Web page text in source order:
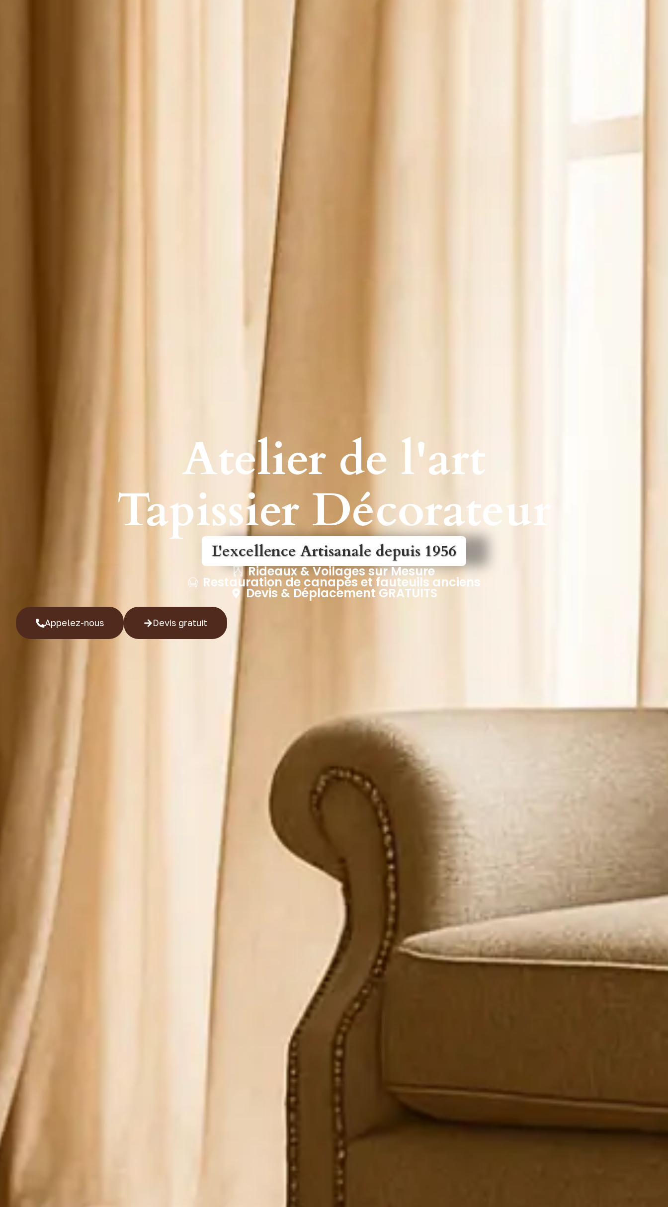
Atelier de l'art
Tapissier Décorateur
L'excellence Artisanale depuis 1956
Rideaux & Voilages sur Mesure
Restauration de canapés et fauteuils anciens
Devis & Déplacement GRATUITS
Appelez-nous Devis gratuit